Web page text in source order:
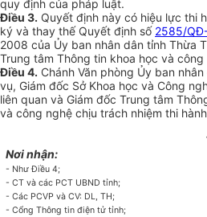
quy định của pháp luật.
Điều 3. Quyết định này có hiệu lực thi
ký và thay thế Quyết định số 2585/
2008 của Ủy ban nhân dân tỉnh Thừa
Trung tâm Thông tin khoa học và công
Điều 4. Chánh Văn phòng Ủy ban
vụ, Giám đốc Sở Khoa học và Công
liên quan và Giám đốc Trung tâm
và công nghệ chịu trách nhiệm thi
Nơi nhận:
- Như Điều 4;
-CT và các PCT UBND tỉnh;
-Các PCVP và CV: DL, TH;
-Cổng Thông tin điện tử tỉnh;